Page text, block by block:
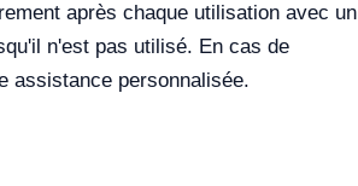
après chaque utilisation avec un
n'est pas utilisé. En cas de
assistance personnalisée.